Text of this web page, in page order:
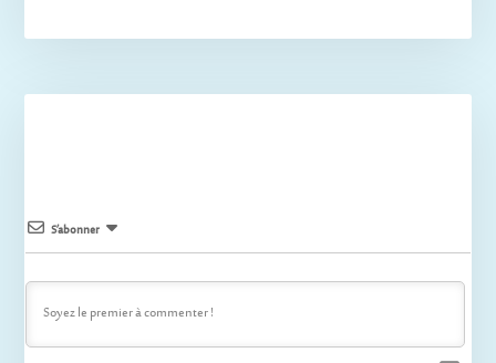
S’abonner